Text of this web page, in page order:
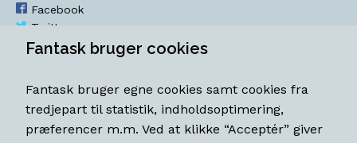
Facebook
Twitter
YouTube
Åbningstider
Mandag-torsdag 11-18
Fredag 11-18.30
Fantask bruger cookies
Fantask bruger egne cookies samt cookies fra
tredjepart til statistik, indholdsoptimering,
præferencer m.m. Ved at klikke “Acceptér” giver